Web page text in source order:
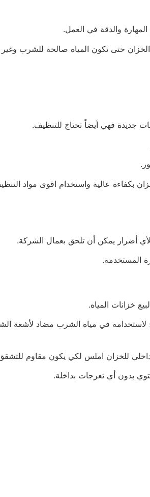
والدقة في العمل.
حتى تكون المياه صالحة للشرب وغير
جديدة فهي أيضاً تحتاج للتنظيف.
عالية واستخدام اقوى مواد التنظيف
أضرار يمكن أن تلحق بعمال الشركة.
المستخدمة.
خزانات المياه.
لاستخدامه في مياه الشرب مضاد لأشعة
للخزان املس لكي يكون مقاوم
بدون أي تعرجات بداخلة.